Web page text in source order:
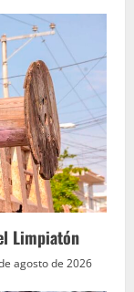
Limpiatón
agosto de 2026